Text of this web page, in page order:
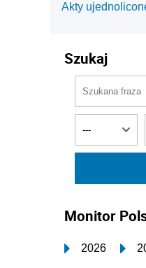
Akty
Szukaj
Monitor
2026